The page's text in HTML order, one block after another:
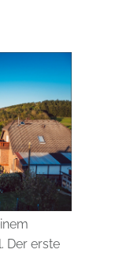
Der erste